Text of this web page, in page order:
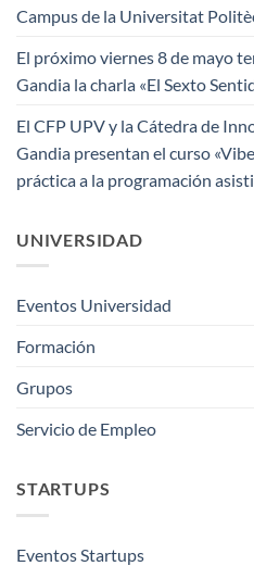
Campus de la Universitat
El próximo viernes 8 de mayo
Gandia la charla «El Sexto
El CFP UPV y la Cátedra de
Gandia presentan el curso
práctica a la programación
UNIVERSIDAD
Eventos Universidad
Formación
Grupos
Servicio de Empleo
STARTUPS
Eventos Startups